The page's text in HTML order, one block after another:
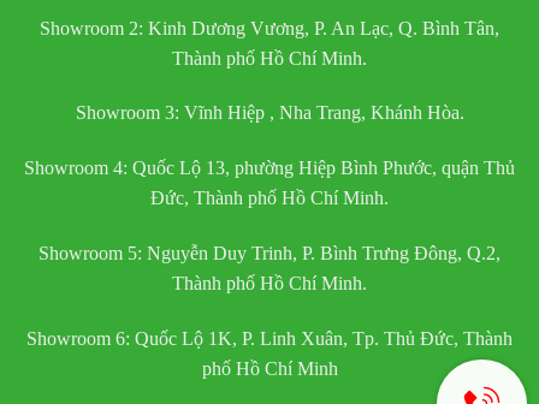
Showroom 2: Kinh Dương Vương, P. An Lạc, Q. Bình Tân,
Thành phố Hồ Chí Minh.
Showroom 3: Vĩnh Hiệp , Nha Trang, Khánh Hòa.
Showroom 4: Quốc Lộ 13, phường Hiệp Bình Phước, quận Thủ
Đức, Thành phố Hồ Chí Minh.
Showroom 5: Nguyễn Duy Trinh, P. Bình Trưng Đông, Q.2,
Thành phố Hồ Chí Minh.
Showroom 6: Quốc Lộ 1K, P. Linh Xuân, Tp. Thủ Đức, Thành
phố Hồ Chí Minh